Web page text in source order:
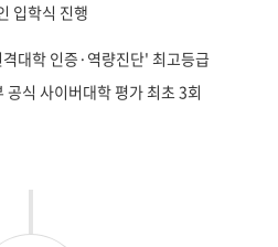
입학식 진행
대학 인증·역량진단' 최고등급
식 사이버대학 평가 최초 3회